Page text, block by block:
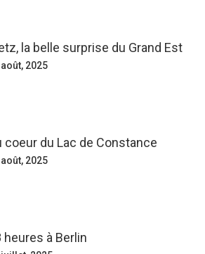
la belle surprise du Grand Est
2025
coeur du Lac de Constance
2025
heures à Berlin